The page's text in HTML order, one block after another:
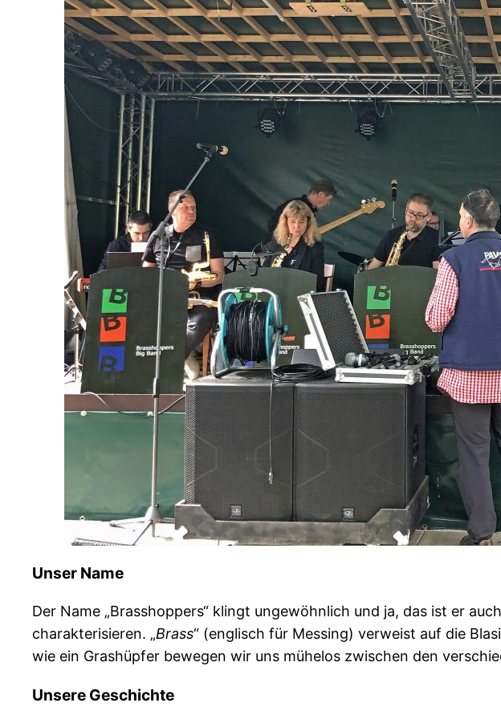
Unser Name
Der Name „Brasshoppers“ klingt ungewöhnlich und ja, das ist er
charakterisieren. „Brass“ (englisch für Messing) verweist auf die
wie ein Grashüpfer bewegen wir uns mühelos zwischen den
Unsere Geschichte